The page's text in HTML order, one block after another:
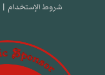
شروط الإستخدام |